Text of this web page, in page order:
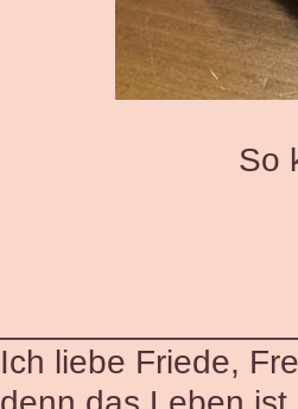
So
Ich liebe Friede,